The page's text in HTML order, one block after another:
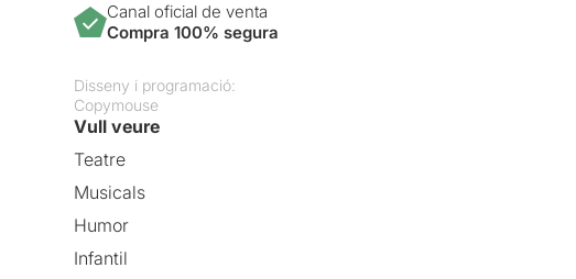
Canal oficial de venta
Compra 100% segura
Disseny i programació:
Copymouse
Vull veure
Teatre
Musicals
Humor
Infantil